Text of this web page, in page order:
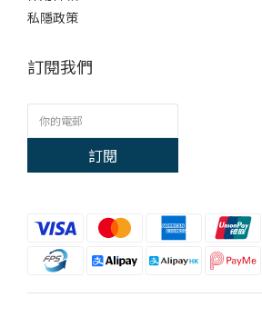
私隱政策
訂閱我們
訂閱